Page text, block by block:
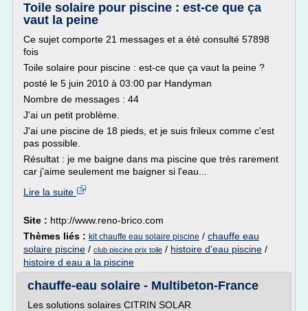
Toile solaire pour piscine : est-ce que ça
vaut la peine
Ce sujet comporte 21 messages et a été consulté 57898
fois
Toile solaire pour piscine : est-ce que ça vaut la peine ?
posté le 5 juin 2010 à 03:00 par Handyman
Nombre de messages : 44
J'ai un petit problème.
J'ai une piscine de 18 pieds, et je suis frileux comme c'est
pas possible.
Résultat : je me baigne dans ma piscine que très rarement
car j'aime seulement me baigner si l'eau...
Lire la suite
Site : http://www.reno-brico.com
Thèmes liés : kit chauffe eau solaire piscine / chauffe eau
solaire piscine / club piscine prix toile / histoire d'eau piscine /
histoire d eau a la piscine
chauffe-eau solaire - Multibeton-France
Les solutions solaires CITRIN SOLAR